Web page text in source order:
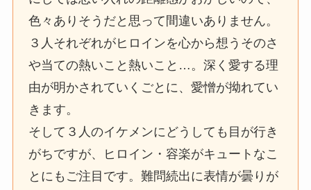
色々ありそうだと思って間違いありません。
３人それぞれがヒロインを心から想うそのさ
や当ての熱いこと熱いこと…。深く愛する理
由が明かされていくごとに、愛憎が拗れてい
きます。
そして３人のイケメンにどうしても目が行き
がちですが、ヒロイン・容楽がキュートなこ
とにもご注目です。難問続出に表情が曇りが